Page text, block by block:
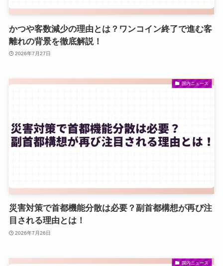
かつや客数減少の理由とは？ワンコイン終了で進む客
離れの背景を徹底解説！
2026年7月27日
国内ニュース
災害対策で首都機能分散は必要？副首都構想が再び注
目される理由とは！
2026年7月26日
国内ニュース